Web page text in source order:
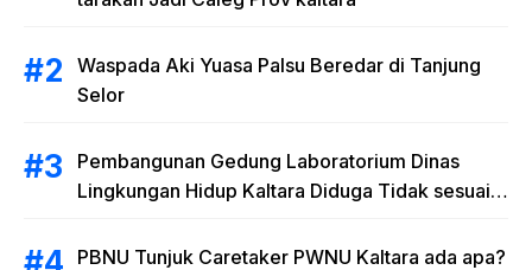
Waspada Aki Yuasa Palsu Beredar di Tanjung
Selor
Pembangunan Gedung Laboratorium Dinas
Lingkungan Hidup Kaltara Diduga Tidak sesuai
PBNU Tunjuk Caretaker PWNU Kaltara ada apa?